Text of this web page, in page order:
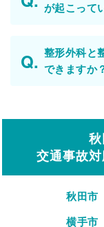
が起こって
整形外科と
できますか
交通事故
秋田市
横手市